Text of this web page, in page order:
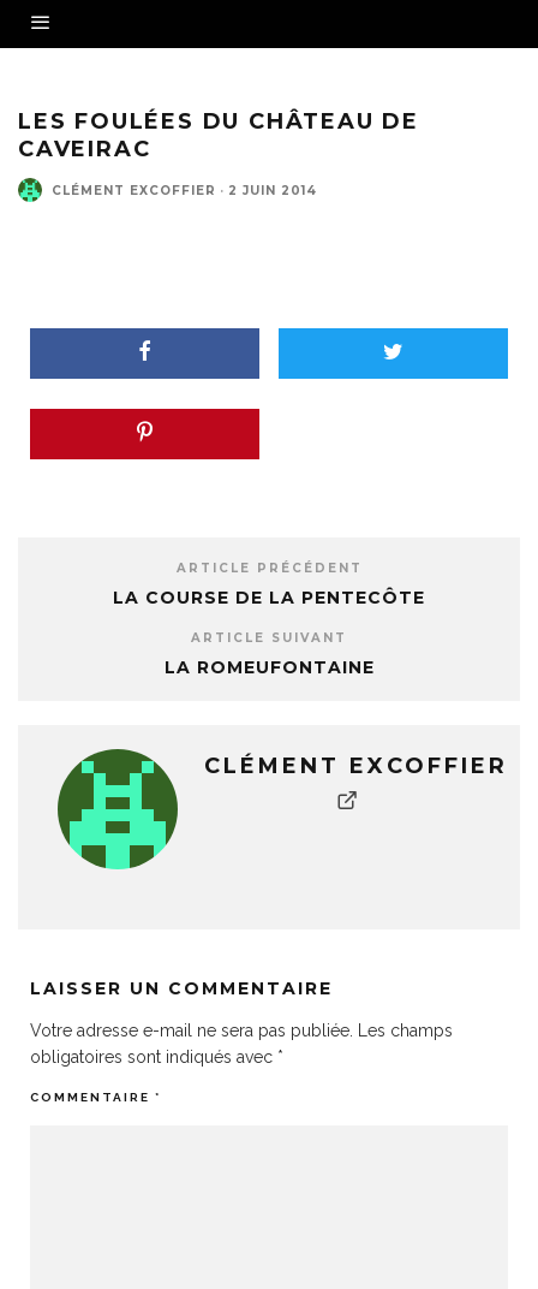
LES FOULÉES DU CHÂTEAU DE
CAVEIRAC
CLÉMENT EXCOFFIER · 2 JUIN 2014
ARTICLE PRÉCÉDENT
LA COURSE DE LA PENTECÔTE
ARTICLE SUIVANT
LA ROMEUFONTAINE
CLÉMENT EXCOFFIER
LAISSER UN COMMENTAIRE
Votre adresse e-mail ne sera pas publiée.
Les champs
obligatoires sont indiqués avec *
COMMENTAIRE *